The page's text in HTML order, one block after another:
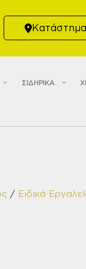
Κατάστημα
ΣΙΔΗΡΙΚΑ
/ Ειδικά